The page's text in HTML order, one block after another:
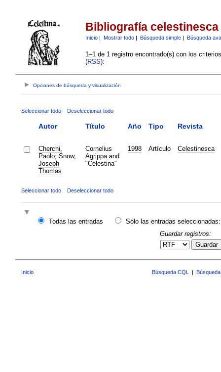
Bibliografía celestinesca
Inicio| Mostrar todo| Búsqueda simple| Búsqueda
1–1 de 1 registro encontrado(s) con los
(RSS):
Opciones de búsqueda y visualización
Seleccionar todo Deseleccionar todo
Autor Título Año Tipo Revista
Cherchi,
Paolo; Snow,
Joseph
Thomas
Cornelius
Agrippa and
"Celestina"
1998 Artículo Celestinesca
Seleccionar todo Deseleccionar todo
Todas las entradas
Sólo las entradas seleccionadas:
Guardar registros:
Guardar
Inicio Búsqueda CQL